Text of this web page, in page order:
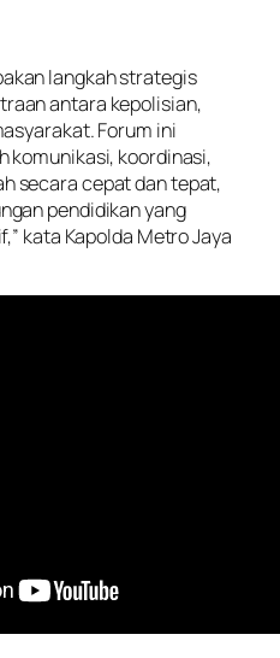
langkah strategis
antara kepolisian,
Forum ini
komunikasi, koordinasi,
secara cepat dan tepat,
pendidikan yang
kata Kapolda Metro Jaya